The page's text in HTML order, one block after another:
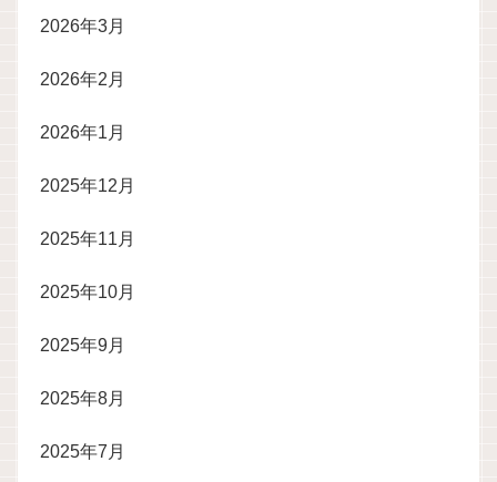
2026年3月
2026年2月
2026年1月
2025年12月
2025年11月
2025年10月
2025年9月
2025年8月
2025年7月